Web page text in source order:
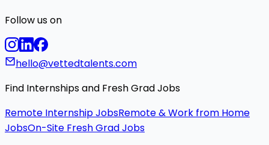
Follow us on
hello@vettedtalents.com
Find Internships and Fresh Grad Jobs
Remote Internship JobsRemote & Work from Home
JobsOn-Site Fresh Grad Jobs